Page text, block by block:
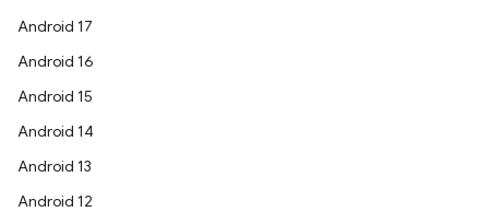
Android 17
Android 16
Android 15
Android 14
Android 13
Android 12